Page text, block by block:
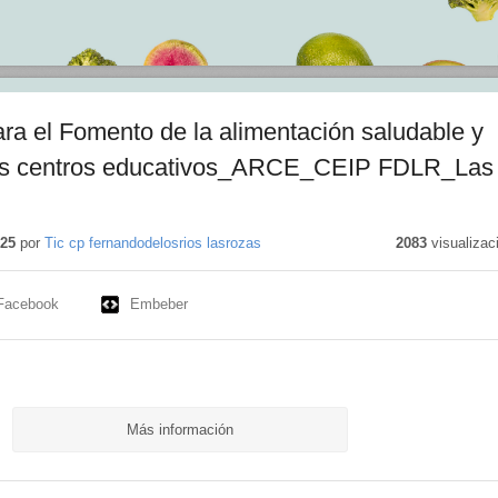
el Fomento de la alimentación saludable y
centros educativos_ARCE_CEIP FDLR_Las
por Tic cp fernandodelosrios lasrozas 2083
Embeber
Más información